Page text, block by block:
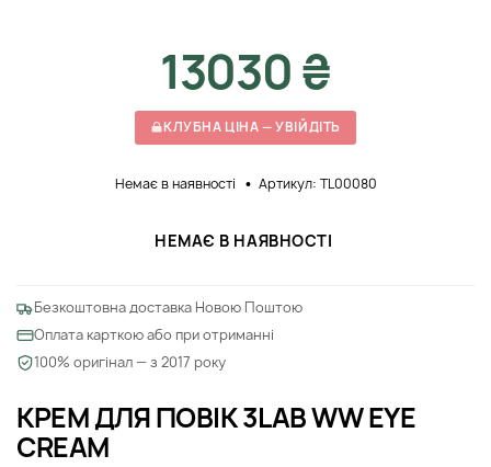
КРЕМ ДЛЯ ПОВІК 3LAB WW EYE
CREAM
13030 ₴
КЛУБНА ЦІНА — УВІЙДІТЬ
Немає в наявності Артикул: TL00080
НЕМАЄ В НАЯВНОСТІ
Безкоштовна доставка Новою Поштою
Оплата карткою або при отриманні
100% оригінал — з 2017 року